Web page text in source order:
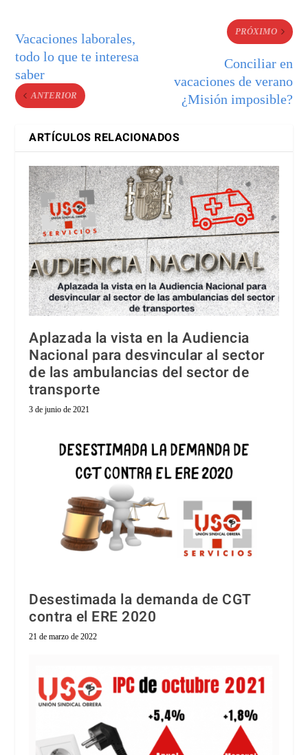
Vacaciones laborales,
todo lo que te interesa
saber
ANTERIOR
PRÓXIMO
Conciliar en
vacaciones de verano
¿Misión imposible?
ARTÍCULOS RELACIONADOS
Aplazada la vista en la Audiencia
Nacional para desvincular al sector
de las ambulancias del sector de
transporte
3 de junio de 2021
Desestimada la demanda de CGT
contra el ERE 2020
21 de marzo de 2022